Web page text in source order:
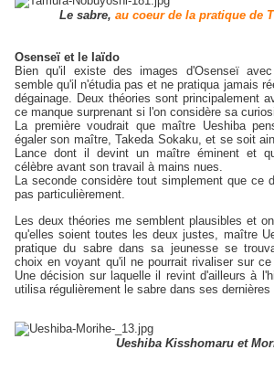
Le sabre, au coeur de la pratique de
Osenseï et le Iaïdo
Bien qu'il existe des images d'Osenseï
semble qu'il n'étudia pas et ne pratiqua jamais
dégainage. Deux théories sont principalement
ce manque surprenant si l'on considère sa
La première voudrait que maître Ueshiba
égaler son maître, Takeda Sokaku, et se soit
Lance dont il devint un maître éminent et
célèbre avant son travail à mains nues.
La seconde considère tout simplement que ce
pas particulièrement.
Les deux théories me semblent plausibles et
qu'elles soient toutes les deux justes, maître
pratique du sabre dans sa jeunesse se
choix en voyant qu'il ne pourrait rivaliser sur
Une décision sur laquelle il revint d'ailleurs à
utilisa régulièrement le sabre dans ses dernières
Ueshiba Kisshomaru et